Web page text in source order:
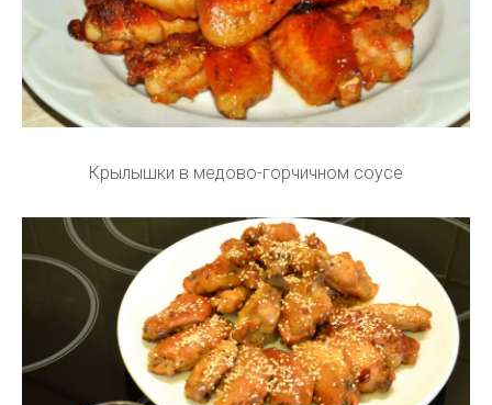
Крылышки в медово-горчичном соусе